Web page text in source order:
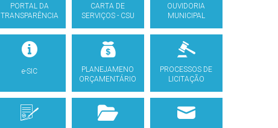
PORTAL DA
TRANSPARÊNCIA
CARTA DE
SERVIÇOS - CSU
OUVIDORIA
MUNICIPAL
e-SIC
PLANEJAMENO
ORÇAMENTÁRIO
PROCESSOS DE
LICITAÇÃO